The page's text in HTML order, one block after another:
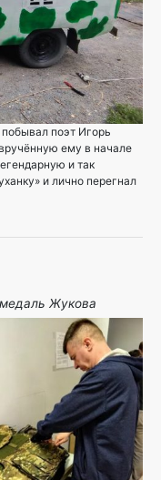
поэт Игорь
ему в начале
и так
и лично перегнал
Жукова